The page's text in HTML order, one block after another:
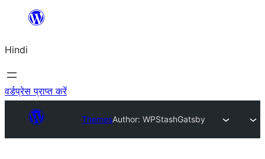
सामग्री
जाएं
Hindi
वर्डप्रेस प्राप्त करें
ThemesAuthor: WPStashGatsby